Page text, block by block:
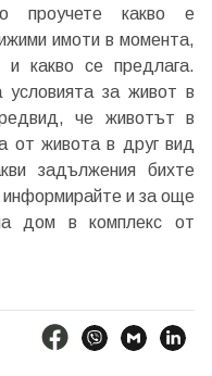
проучете какво е
имоти в момента,
какво се предлага.
условията за живот в
че животът в
от живота в друг вид
задължения бихте
информирайте и за още
дом в комплекс от